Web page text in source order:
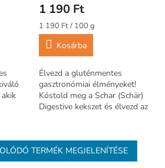
1 190 Ft
Egységár:
1 190 Ft / 100 g
Kosárba
Élvezd a gluténmentes
gasztronómiai élményeket!
Kóstold meg a Schar (Schär)
Digestive kekszet és élvezd az
TERMÉK MEGJELENÍTÉSE